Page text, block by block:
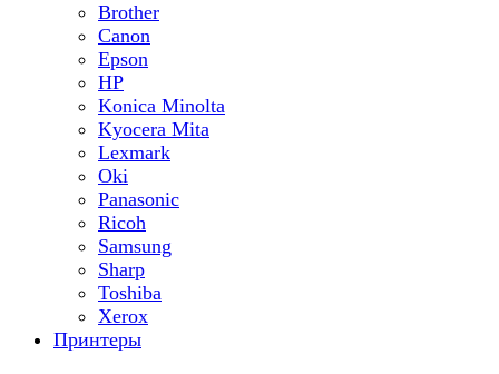
Brother
Canon
Epson
HP
Konica Minolta
Kyocera Mita
Lexmark
Oki
Panasonic
Ricoh
Samsung
Sharp
Toshiba
Xerox
Принтеры